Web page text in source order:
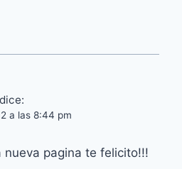
dice:
a las 8:44 pm
nueva pagina te felicito!!!